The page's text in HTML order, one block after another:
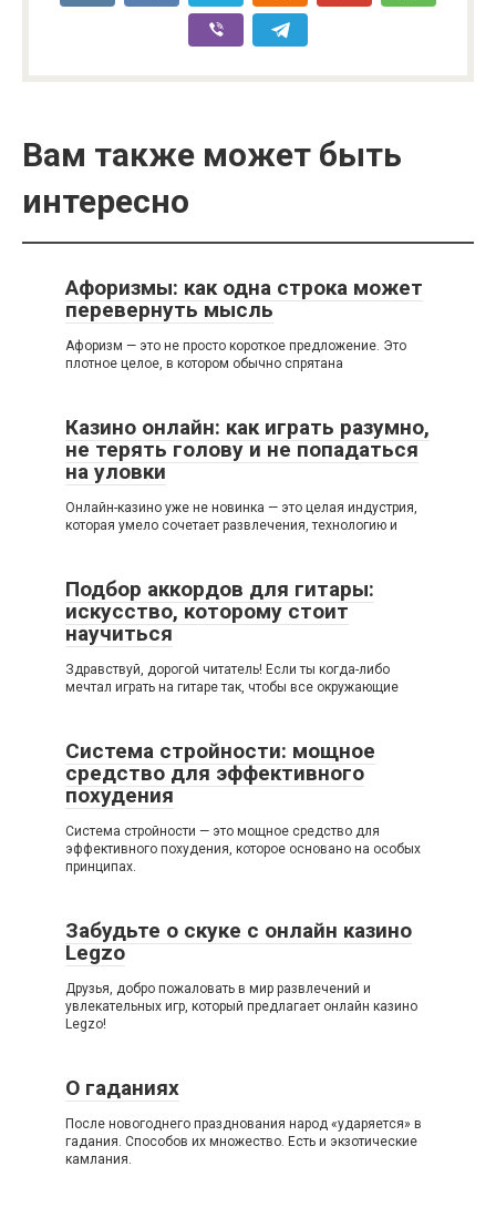
Вам также может быть
интересно
Афоризмы: как одна строка может
перевернуть мысль
Афоризм — это не просто короткое предложение. Это
плотное целое, в котором обычно спрятана
Казино онлайн: как играть разумно,
не терять голову и не попадаться
на уловки
Онлайн-казино уже не новинка — это целая индустрия,
которая умело сочетает развлечения, технологию и
Подбор аккордов для гитары:
искусство, которому стоит
научиться
Здравствуй, дорогой читатель! Если ты когда-либо
мечтал играть на гитаре так, чтобы все окружающие
Система стройности: мощное
средство для эффективного
похудения
Система стройности — это мощное средство для
эффективного похудения, которое основано на особых
принципах.
Забудьте о скуке с онлайн казино
Legzo
Друзья, добро пожаловать в мир развлечений и
увлекательных игр, который предлагает онлайн казино
Legzo!
О гаданиях
После новогоднего празднования народ «ударяется» в
гадания. Способов их множество. Есть и экзотические
камлания.